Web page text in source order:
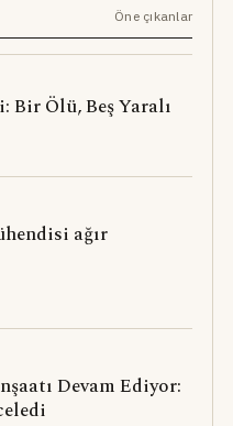
Öne çıkanlar
Bir Ölü, Beş Yaralı
ağır
Devam Ediyor: